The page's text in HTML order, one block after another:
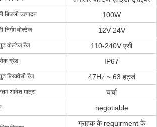
बिजली उत्पादन 100W
निर्गम वोल्टेज 12V 24V
वोल्टेज रेंज 110-240V एसी
ग्रेड IP67
फ़्रिक्वेंसी रेंज 47Hz ~ 63 हर्ट्ज
आदेश मात्रा चर्चा
negotiable
ग्राहक के requirment के